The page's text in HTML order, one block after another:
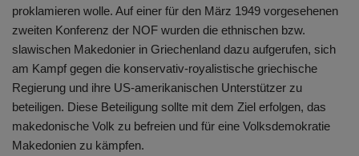
proklamieren wolle. Auf einer für den März 1949 vorgesehenen
zweiten Konferenz der NOF wurden die ethnischen bzw.
slawischen Makedonier in Griechenland dazu aufgerufen, sich
am Kampf gegen die konservativ-royalistische griechische
Regierung und ihre US-amerikanischen Unterstützer zu
beteiligen. Diese Beteiligung sollte mit dem Ziel erfolgen, das
makedonische Volk zu befreien und für eine Volksdemokratie
Makedonien zu kämpfen.